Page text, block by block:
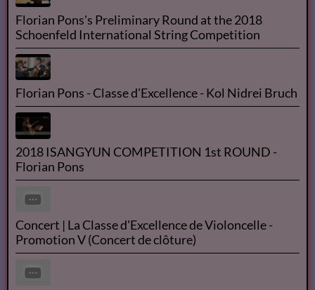
Florian Pons's Preliminary Round at the 2018
Schoenfeld International String Competition
Florian Pons - Classe d'Excellence - Kol Nidrei Bruch
2018 ISANGYUN COMPETITION 1st ROUND -
Florian Pons
Concert | La Classe d'Excellence de Violoncelle -
Promotion V (Concert de clôture)